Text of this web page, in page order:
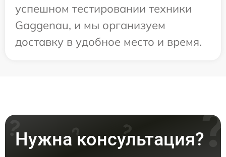
успешном тестировании техники
Gaggenau, и мы организуем
доставку в удобное место и время.
Нужна консультация?